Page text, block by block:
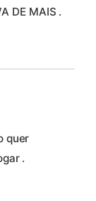
DE MAIS .
quer
.